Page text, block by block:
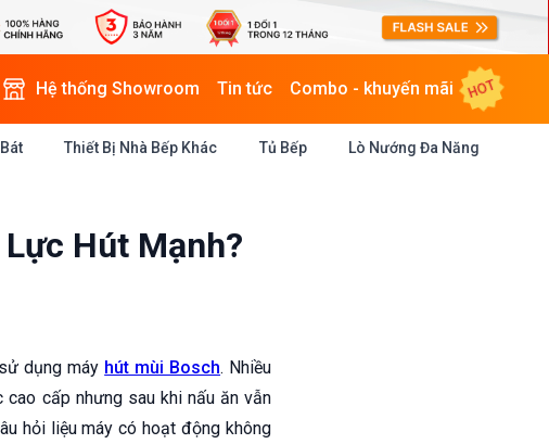
Hệ thống Showroom Tin tức Combo - khuyến mãi HOT
Thiết Bị Nhà Bếp Khác Tủ Bếp Lò Nướng Đa Năng
Hút Mạnh?
dụng máy hút mùi Bosch. Nhiều
cấp nhưng sau khi nấu ăn vẫn
hỏi liệu máy có hoạt động không